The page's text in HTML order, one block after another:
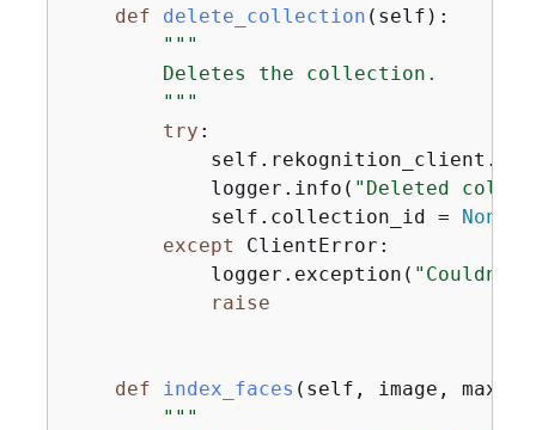
def delete_collection ( self ):
"""
        Deletes the collection.
        """
try :
            logger.info(
"Deleted
            self.collection_id =
None
except ClientError:
            logger.exception(
"Couldn't
raise
def index_faces ( self, image,
"""